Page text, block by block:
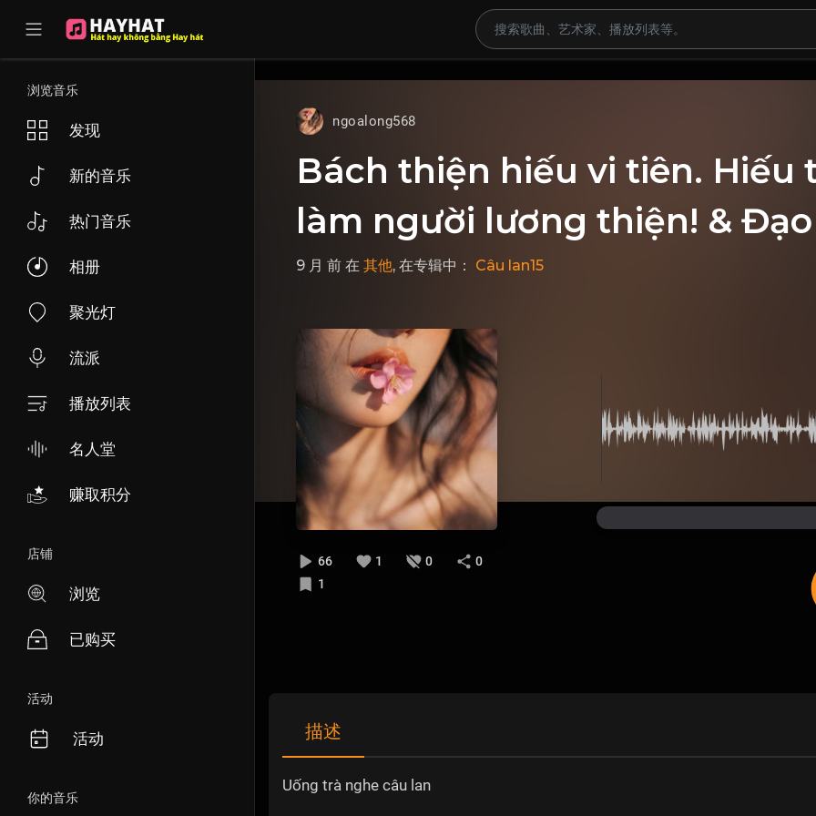
浏览音乐
发现
新的音乐
热门音乐
相册
聚光灯
流派
播放列表
名人堂
赚取积分
店铺
浏览
已购买
活动
活动
你的音乐
ngoalong568
Bách thiện hiếu vi tiên. Hiếu
làm người lương thiện! & Đạo
9 月 前 在 其他, 在专辑中： Câu lan15
66 1 0
0
1
描述
Uống trà nghe câu lan